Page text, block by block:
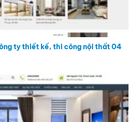
ty thiết kế, thi công nội thất 04